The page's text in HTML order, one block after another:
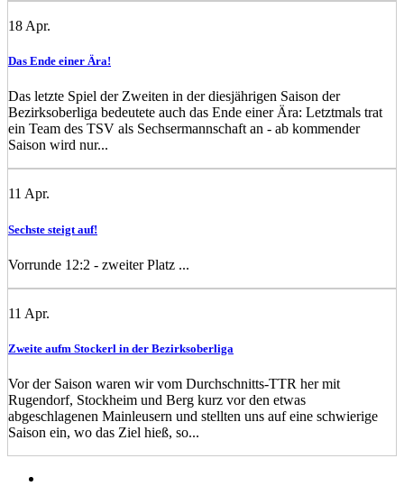
18 Apr.
Das Ende einer Ära!
Das letzte Spiel der Zweiten in der diesjährigen Saison der
Bezirksoberliga bedeutete auch das Ende einer Ära: Letztmals trat
ein Team des TSV als Sechsermannschaft an - ab kommender
Saison wird nur...
11 Apr.
Sechste steigt auf!
Vorrunde 12:2 - zweiter Platz ...
11 Apr.
Zweite aufm Stockerl in der Bezirksoberliga
Vor der Saison waren wir vom Durchschnitts-TTR her mit
Rugendorf, Stockheim und Berg kurz vor den etwas
abgeschlagenen Mainleusern und stellten uns auf eine schwierige
Saison ein, wo das Ziel hieß, so...